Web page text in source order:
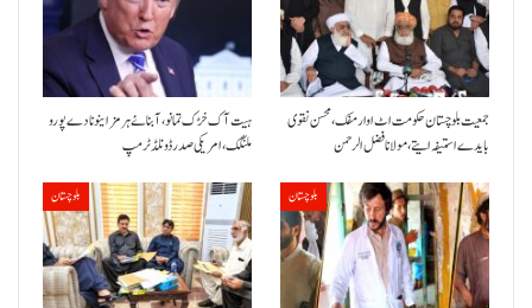
ہیت آک خڑک تمانو، آبنائے ہرمز اینو نا دے پورو
ملنگک،امریکی صدر ڈونلڈ ٹرمپ
جمعیت بلوچستان حکومت اٹ اوار مفک، محسن نقوی
بایدے استیفہ ایتے،مولانا فضل الرحمن
بلوچستان بلوچستان